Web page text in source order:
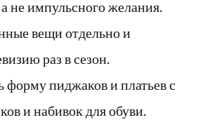
не импульсного желания.
вещи отдельно и
раз в сезон.
пиджаков и платьев с
и набивок для обуви.